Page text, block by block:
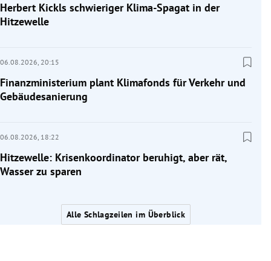
Herbert Kickls schwieriger Klima-Spagat in der
Hitzewelle
06.08.2026, 20:15
Finanzministerium plant Klimafonds für Verkehr und
Gebäudesanierung
06.08.2026, 18:22
Hitzewelle: Krisenkoordinator beruhigt, aber rät,
Wasser zu sparen
Alle Schlagzeilen im Überblick